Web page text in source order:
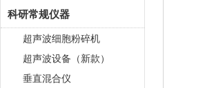
科研常规仪器
超声波细胞粉碎机
超声波设备（新款）
垂直混合仪